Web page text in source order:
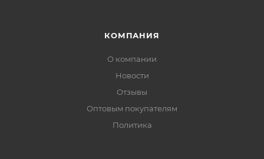
КОМПАНИЯ
О компании
Новости
Отзывы
Оптовым покупателям
Политика